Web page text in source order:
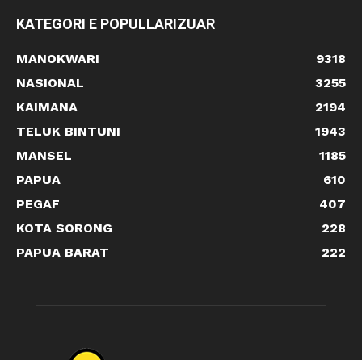
KATEGORI E POPULLARIZUAR
MANOKWARI
9318
NASIONAL
3255
KAIMANA
2194
TELUK BINTUNI
1943
MANSEL
1185
PAPUA
610
PEGAF
407
KOTA SORONG
228
PAPUA BARAT
222